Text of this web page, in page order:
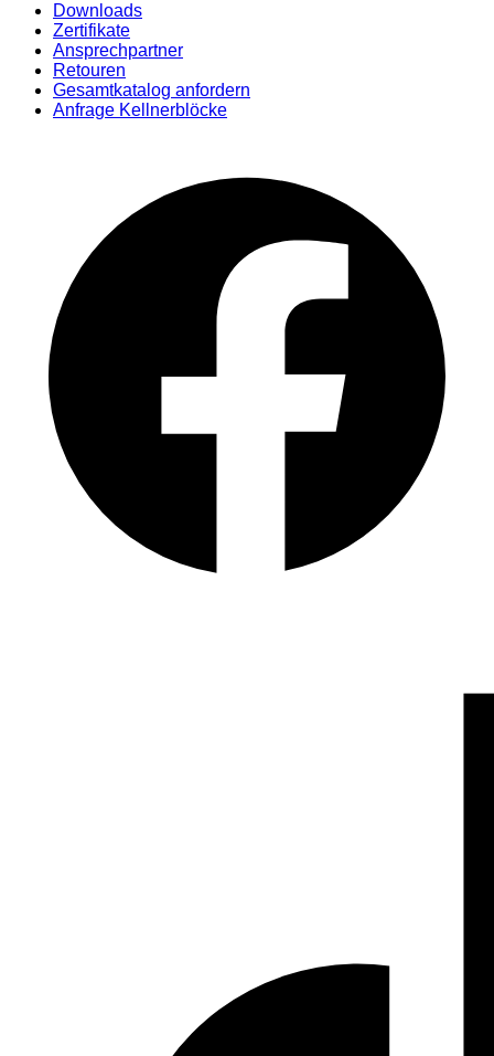
Downloads
Zertifikate
Ansprechpartner
Retouren
Gesamtkatalog anfordern
Anfrage Kellnerblöcke